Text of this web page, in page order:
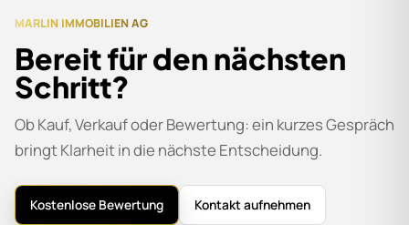
MARLIN IMMOBILIEN AG
Bereit für den nächsten
Schritt?
Ob Kauf, Verkauf oder Bewertung: ein kurzes Gespräch
bringt Klarheit in die nächste Entscheidung.
Kostenlose Bewertung Kontakt aufnehmen